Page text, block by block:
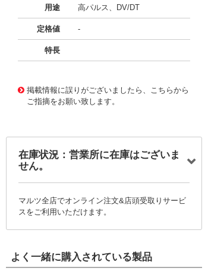
用途 高パルス、DV/DT
定格値 -
特長
掲載情報に誤りがございましたら、こちらから
ご指摘をお願い致します。
在庫状況：営業所に在庫はございま
せん。
マルツ全店でオンライン注文&店頭受取りサービ
スをご利用いただけます。
よく一緒に購入されている製品